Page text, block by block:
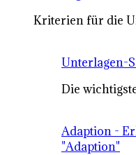
Kriterien für die
Unterlagen-
Die
Adaption -
"Adaption"